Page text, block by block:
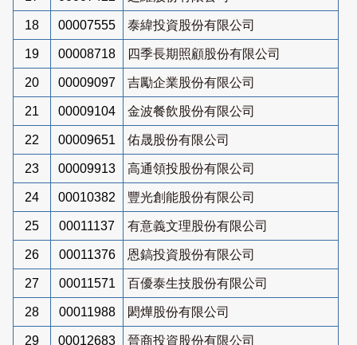
18 00007555 泰緯投資股份有限公司
19 00008718 四季長期照顧股份有限公司
20 00009097 吉勵企業股份有限公司
21 00009104 金波餐飲股份有限公司
22 00009651 佑晟股份有限公司
23 00009913 高通領投股份有限公司
24 00010382 豐光創能股份有限公司
25 00011137 有意義文理股份有限公司
26 00011376 恩鎬投資股份有限公司
27 00011571 百優泰生技股份有限公司
28 00011988 閎燁股份有限公司
29 00012683 晉商投資股份有限公司